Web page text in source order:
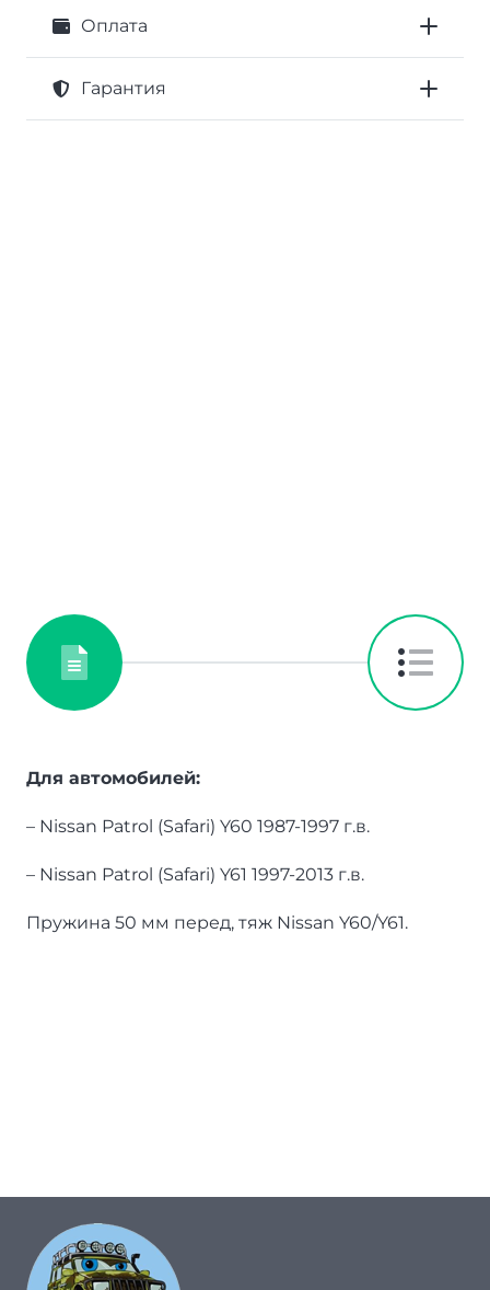
Оплата
Гарантия
Для автомобилей:
– Nissan Patrol (Safari) Y60 1987-1997 г.в.
– Nissan Patrol (Safari) Y61 1997-2013 г.в.
Пружина 50 мм перед, тяж Nissan Y60/Y61.